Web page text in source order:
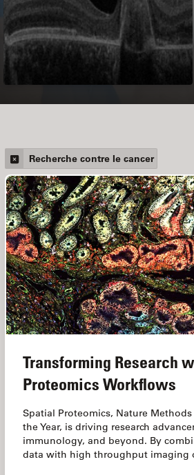
Recherche contre le cancer
Transforming Research
Proteomics Workflows
Spatial Proteomics, Nature
the Year, is driving research
immunology, and beyond. By
data with high throughput